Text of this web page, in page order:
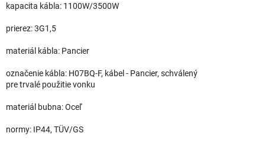
kapacita kábla: 1100W/3500W
prierez: 3G1,5
materiál kábla: Pancier
označenie kábla: H07BQ-F, kábel - Pancier, schválený
pre trvalé použitie vonku
materiál bubna: Oceľ
normy: IP44, TÜV/GS